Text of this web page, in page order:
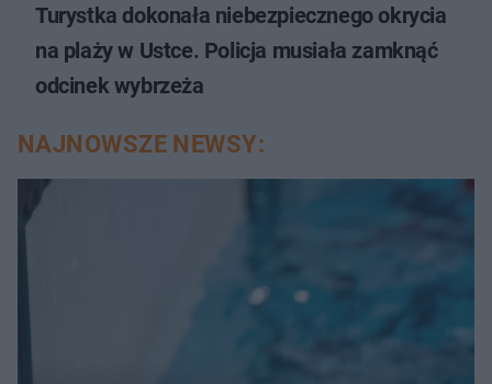
Turystka dokonała niebezpiecznego okrycia
na plaży w Ustce. Policja musiała zamknąć
odcinek wybrzeża
NAJNOWSZE NEWSY: